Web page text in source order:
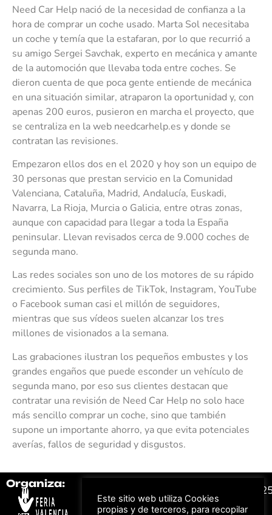
Need Car Help nació de la necesidad de confianza a la
hora de comprar un coche usado. Marta Sol necesitaba
un coche y temía que la estafaran, por lo que recurrió a
su amigo Sergei Savchak, experto en mecánica y amante
de la automoción que llevaba toda entre coches. Se
dieron cuenta de que poca gente entiende de mecánica
en una situación similar, atraparon la oportunidad y, con
apenas 200 euros, pusieron en marcha el proyecto, que
se centraliza en la web needcarhelp.es y donde se
contratan las revisiones.
Empezaron ellos dos en el 2020 y hoy son un equipo de
30 personas que prestan servicio en la Comunidad
Valenciana, Cataluña, Madrid, Andalucía, Euskadi,
Navarra, La Rioja, Murcia o Galicia, entre otras zonas,
aunque con capacidad para llegar a toda la España
peninsular. Llevan revisados cerca de 9.000 coches de
segunda mano.
Las redes sociales son uno de los motores de su rápido
crecimiento. Sus perfiles de TikTok, Instagram, YouTube
o Facebook suman casi el millón de seguidores,
mientras que sus vídeos suelen alcanzar los tres
millones de visionados a la semana.
Las grabaciones ilustran los pequeños embustes y los
grandes engaños que puede esconder un vehículo de
segunda mano, por eso sus clientes destacan que
contratar una revisión de Need Car Help no solo hace
más sencillo comprar un coche, sino que también
supone un importante ahorro, ya que evita potenciales
averías, fallos de seguridad y disgustos.
Organiza:
Este sitio web utiliza Cookies
propias y de terceros, para recopilar